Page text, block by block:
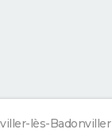
lès-Badonviller